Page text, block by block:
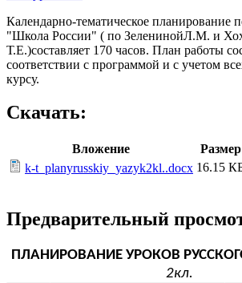
Календарно-тематическое планирование
"Школа России" ( по ЗеленинойЛ.М. и
Т.Е.)составляет 170 часов. План работы
соответствии с программой и с учетом
курсу.
Скачать:
Вложение
Размер
k-t_planyrusskiy_yazyk2kl..docx 16.15
Предварительный
ПЛАНИРОВАНИЕ УРОКОВ
2кл.